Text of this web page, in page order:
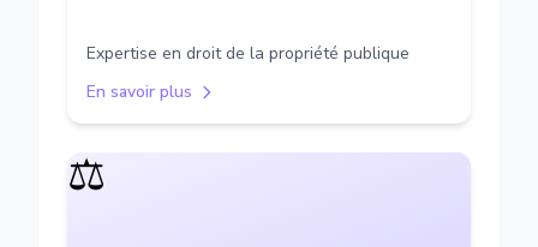
Expertise en droit de la propriété publique
En savoir plus
⚖️